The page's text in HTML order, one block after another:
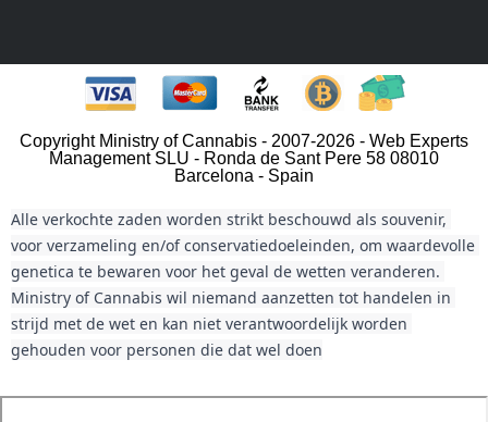
Copyright Ministry of Cannabis - 2007-2026 - Web Experts
Management SLU - Ronda de Sant Pere 58 08010
Barcelona - Spain
Alle verkochte zaden worden strikt beschouwd als souvenir,
voor verzameling en/of conservatiedoeleinden, om waardevolle
genetica te bewaren voor het geval de wetten veranderen.
Ministry of Cannabis wil niemand aanzetten tot handelen in
strijd met de wet en kan niet verantwoordelijk worden
gehouden voor personen die dat wel doen